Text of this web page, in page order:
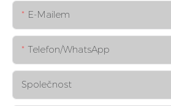
E-Mailem
Telefon/whatsApp
Společnost